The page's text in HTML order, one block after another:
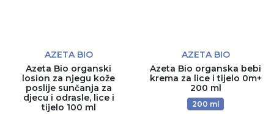
AZETA BIO
Azeta Bio organski
losion za njegu kože
poslije sunčanja za
djecu i odrasle, lice i
tijelo 100 ml
AZETA BIO
Azeta Bio organska bebi
krema za lice i tijelo 0m+
200 ml
200 ml